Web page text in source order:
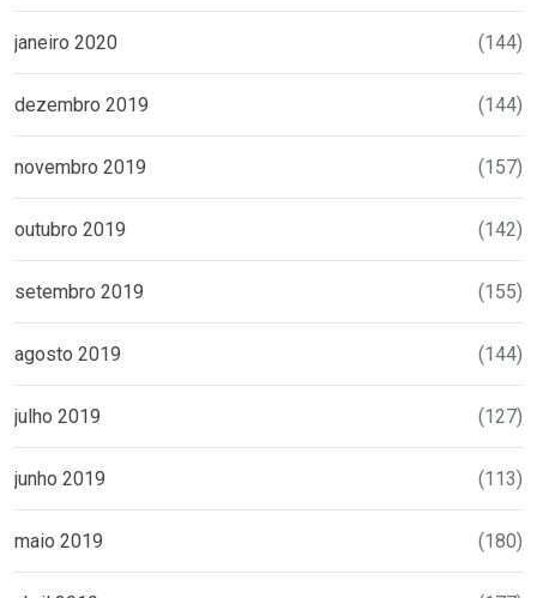
janeiro 2020 (144)
dezembro 2019 (144)
novembro 2019 (157)
outubro 2019 (142)
setembro 2019 (155)
agosto 2019 (144)
julho 2019 (127)
junho 2019 (113)
maio 2019 (180)